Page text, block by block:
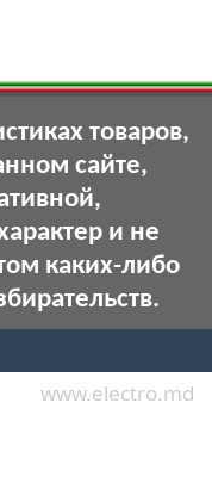
товаров,
сайте,
и не
каких-либо
www.electro.md